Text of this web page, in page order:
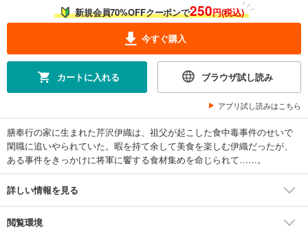
新規会員70%OFFクーポンで250円(税込)
今すぐ購入
カートに入れる ブラウザ試し読み
アプリ試し読みはこちら
膳奉行の家に生まれた芹沢伊織は、祖父が起こした食中毒事件のせいで
閑職に追いやられていた。暇を持て余して美食を楽しむ伊織だったが、
ある事件をきっかけに将軍に饗する食材集めを命じられて……。
詳しい情報を見る
閲覧環境